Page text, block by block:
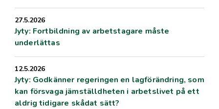
27.5.2026
Jyty: Fortbildning av arbetstagare måste
underlättas
12.5.2026
Jyty: Godkänner regeringen en lagförändring, som
kan försvaga jämställdheten i arbetslivet på ett
aldrig tidigare skådat sätt?